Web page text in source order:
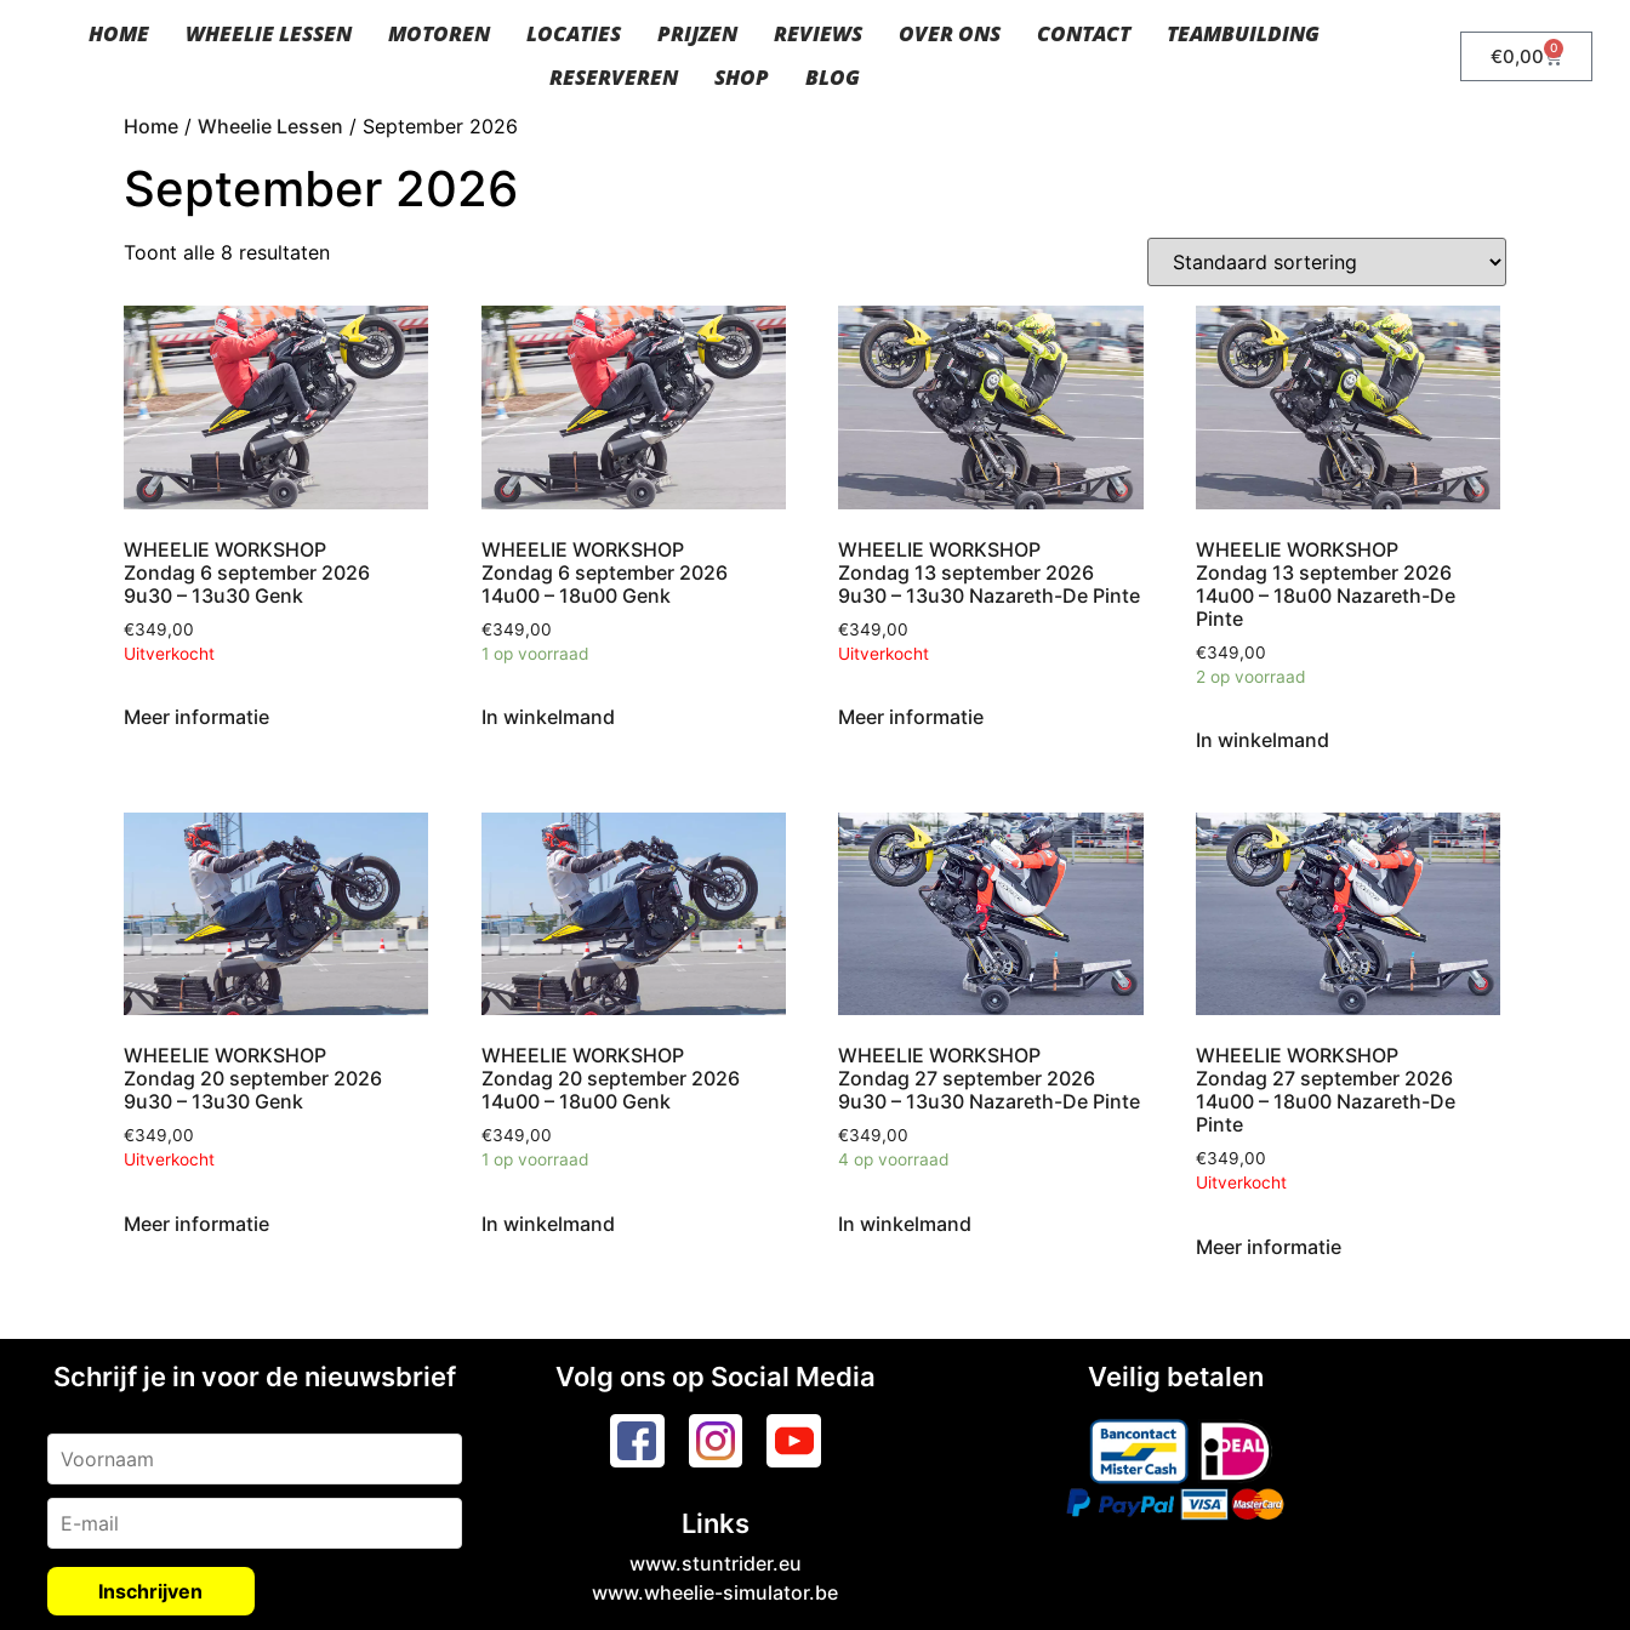
HOME WHEELIE LESSEN MOTOREN LOCATIES PRIJZEN REVIEWS OVER ONS CONTACT
TEAMBUILDING
RESERVEREN
SHOP BLOG
€0,00 0
Home / Wheelie Lessen / September 2026
September 2026
Toont alle 8 resultaten
WHEELIE WORKSHOP
Zondag 6 september 2026
9u30 – 13u30 Genk
€349,00
Uitverkocht
Meer informatie
WHEELIE WORKSHOP
Zondag 6 september 2026
14u00 – 18u00 Genk
€349,00
1 op voorraad
In winkelmand
WHEELIE WORKSHOP
Zondag 13 september 2026
9u30 – 13u30 Nazareth-De Pinte
€349,00
Uitverkocht
Meer informatie
WHEELIE WORKSHOP
Zondag 13 september 2026
14u00 – 18u00 Nazareth-De
Pinte
€349,00
2 op voorraad
In winkelmand
WHEELIE WORKSHOP
Zondag 20 september 2026
9u30 – 13u30 Genk
€349,00
Uitverkocht
Meer informatie
WHEELIE WORKSHOP
Zondag 20 september 2026
14u00 – 18u00 Genk
€349,00
1 op voorraad
In winkelmand
WHEELIE WORKSHOP
Zondag 27 september 2026
9u30 – 13u30 Nazareth-De Pinte
€349,00
4 op voorraad
In winkelmand
WHEELIE WORKSHOP
Zondag 27 september 2026
14u00 – 18u00 Nazareth-De
Pinte
€349,00
Uitverkocht
Meer informatie
Schrijf je in voor de nieuwsbrief Volg ons op Social Media
Links
www.stuntrider.eu
www.wheelie-simulator.be
Veilig betalen